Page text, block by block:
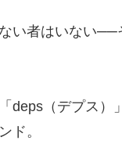
い者はいない
deps（デプス
ド。